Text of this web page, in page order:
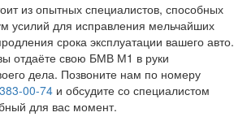
из опытных специалистов, способных
усилий для исправления мельчайших
срока эксплуатации вашего авто.
отдаёте свою БМВ М1 в руки
дела. Позвоните нам по номеру
00-74 и обсудите со специалистом
для вас момент.